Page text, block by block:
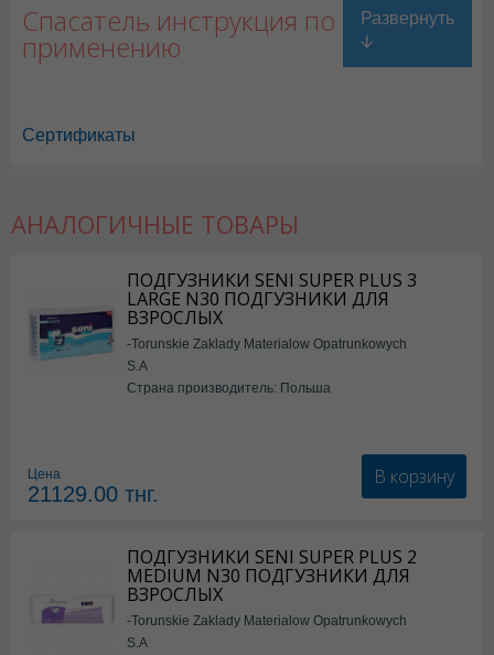
Спасатель инструкция по
применению
Спасатель в Астане, Спасатель в Уральске
Сертификаты
АНАЛОГИЧНЫЕ ТОВАРЫ
ПОДГУЗНИКИ SENI SUPER PLUS 3
LARGE N30 ПОДГУЗНИКИ ДЛЯ
ВЗРОСЛЫХ
-Torunskie Zaklady Materialow Opatrunkowych
S.A
Страна производитель: Польша
Цена
21129.00 тнг.
В корзину
ПОДГУЗНИКИ SENI SUPER PLUS 2
MEDIUM N30 ПОДГУЗНИКИ ДЛЯ
ВЗРОСЛЫХ
-Torunskie Zaklady Materialow Opatrunkowych
S.A